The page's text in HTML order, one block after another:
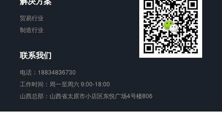
贸易行业
制造行业
联系我们
电话：18834836730
工作时间：周一至周六 9:00-18:00
山西总部：山西省太原市小店区东悦广场4号楼806